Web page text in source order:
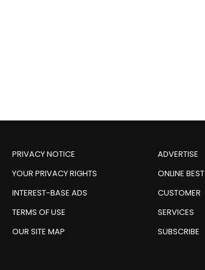
PRIVACY NOTICE
YOUR PRIVACY RIGHTS
INTEREST-BASE ADS
TERMS OF USE
OUR SITE MAP
ADVERTISE
ONLINE BEST
CUSTOMER
SERVICES
SUBSCRIBE